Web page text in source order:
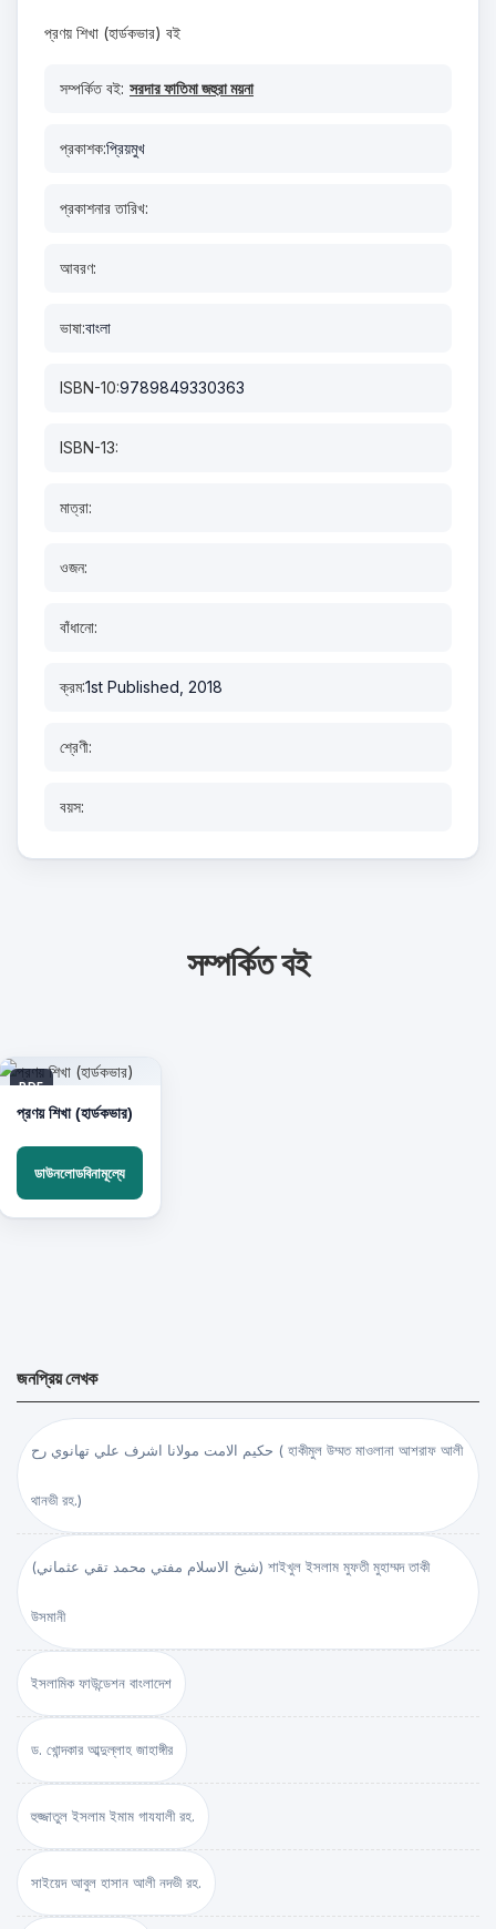
প্রণয় শিখা (হার্ডকভার) বই
সম্পর্কিত বই: সরদার ফাতিমা জহুরা ময়না
প্রকাশক:প্রিয়মুখ
প্রকাশনার তারিখ:
আবরণ:
ভাষা:বাংলা
ISBN-10:9789849330363
ISBN-13:
মাত্রা:
ওজন:
বাঁধানো:
ক্রম:1st Published, 2018
শ্রেণী:
বয়স:
সম্পর্কিত বই
PDF
প্রণয় শিখা (হার্ডকভার)
ডাউনলোডবিনামূল্যে
জনপ্রিয় লেখক
حكيم الامت مولانا اشرف علي تهانوي رح ( হাকীমুল উম্মত মাওলানা আশরাফ আলী
থানভী রহ.)
(شيخ الاسلام مفتي محمد تقي عثماني) শাইখুল ইসলাম মুফতী মুহাম্মদ তাকী
উসমানী
ইসলামিক ফাউন্ডেশন বাংলাদেশ
ড. খোন্দকার আব্দুল্লাহ জাহাঙ্গীর
হুজ্জাতুল ইসলাম ইমাম গাযযালী রহ.
সাইয়েদ আবুল হাসান আলী নদভী রহ.